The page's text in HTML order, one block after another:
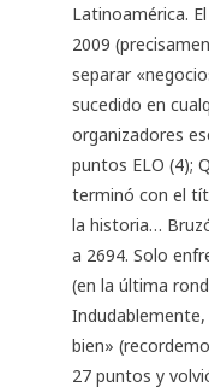
Latinoamérica.
2009
separar
sucedido en
organizadores
puntos ELO (4);
terminó con el
la historia…
a 2694. Solo
(en la última
Indudablemente,
bien»
27 puntos y